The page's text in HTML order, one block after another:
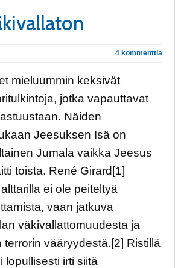
4 kommenttia
mieluummin keksivät
jotka vapauttavat
Näiden
Jeesuksen Isä on
Jumala vaikka Jeesus
toista. René Girard[1]
ei ole peiteltyä
vaan jatkuva
väkivallattomuudesta ja
terrorin vääryydestä.[2] Ristillä
lopullisesti irti siitä